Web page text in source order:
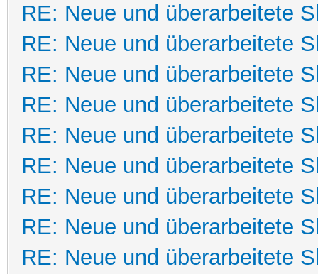
RE: Neue und überarbeitete
RE: Neue und überarbeitete
RE: Neue und überarbeitete
RE: Neue und überarbeitete
RE: Neue und überarbeitete
RE: Neue und überarbeitete
RE: Neue und überarbeitete
RE: Neue und überarbeitete
RE: Neue und überarbeitete